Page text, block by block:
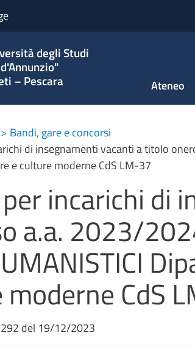
degli Studi
– Pescara Ateneo
Bandi, gare e concorsi
di insegnamenti vacanti a titolo
e culture moderne CdS LM-37
incarichi di
a.a. 2023/
CdS
del 19/12/2023